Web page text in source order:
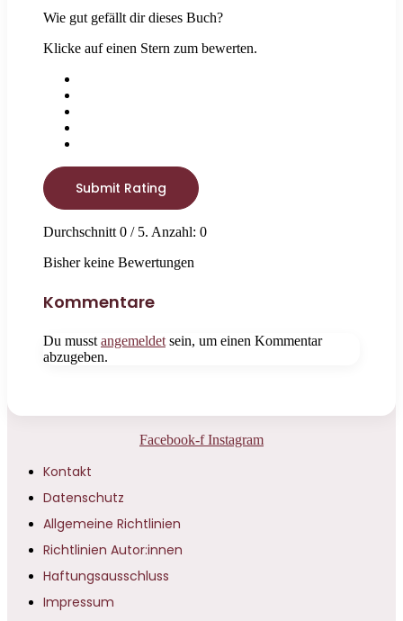
Wie gut gefällt dir dieses Buch?
Klicke auf einen Stern zum bewerten.
Submit Rating
Durchschnitt 0 / 5. Anzahl: 0
Bisher keine Bewertungen
Kommentare
Du musst angemeldet sein, um einen Kommentar
abzugeben.
Facebook-f Instagram
Kontakt
Datenschutz
Allgemeine Richtlinien
Richtlinien Autor:innen
Haftungsausschluss
Impressum